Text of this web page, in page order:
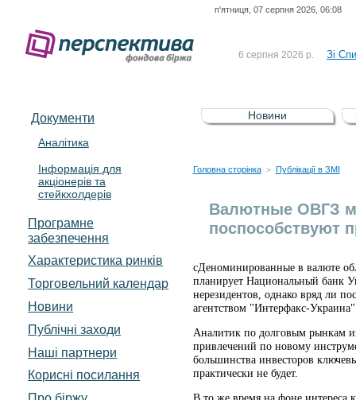
п'ятниця, 07 серпня 2026, 06:08
6 серпня 2026 р. Зі
5 серпня 2026 р.
Зі
UA4000232607)
4 серпня 2026 р.
До
Документи
Аналітика
Інформація для
акціонерів та
стейкхолдерів
Програмне
забезпечення
Характеристика pинків
Торговельний календар
Новини
Публічні заходи
Наші партнери
Корисні посилання
Новини
Головна сторінка > Публікації в ЗМІ
Валютные ОВГЗ
поспособствуют
cДеноминированные в валюте
планирует Национальный банк
нерезидентов, однако вряд ли
агентством "Интерфакс-
Аналитик по долговым рынкам
привлечений по новому
большинства инвесторов
практически не будет.
В то же время на фоне интереса